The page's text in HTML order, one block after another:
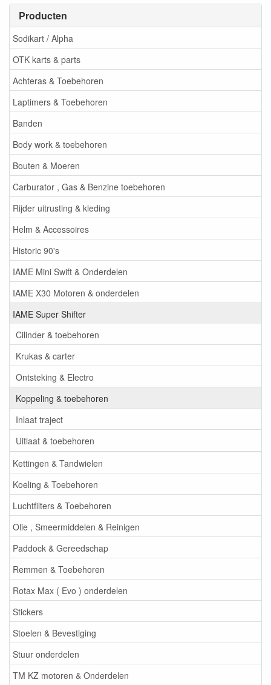
Producten
Sodikart / Alpha
OTK karts & parts
Achteras & Toebehoren
Laptimers & Toebehoren
Banden
Body work & toebehoren
Bouten & Moeren
Carburator , Gas & Benzine toebehoren
Rijder uitrusting & kleding
Helm & Accessoires
Historic 90's
IAME Mini Swift & Onderdelen
IAME X30 Motoren & onderdelen
IAME Super Shifter
Cilinder & toebehoren
Krukas & carter
Ontsteking & Electro
Koppeling & toebehoren
Inlaat traject
Uitlaat & toebehoren
Kettingen & Tandwielen
Koeling & Toebehoren
Luchtfilters & Toebehoren
Olie , Smeermiddelen & Reinigen
Paddock & Gereedschap
Remmen & Toebehoren
Rotax Max ( Evo ) onderdelen
Stickers
Stoelen & Bevestiging
Stuur onderdelen
TM KZ motoren & Onderdelen